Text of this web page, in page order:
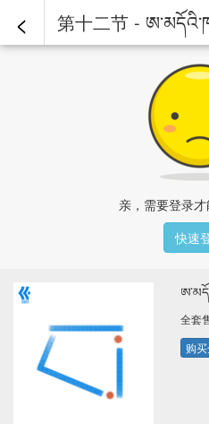
< 第十二节 -
亲，需要登录
快速
全套
购